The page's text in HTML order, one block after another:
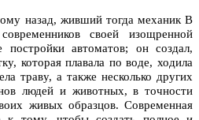
назад, живший тогда механик В
своей изощренной
постройки автоматов; он создал,
которая плавала по воде, ходила
траву, а также несколько других
людей и животных, в точности
живых образцов. Современная